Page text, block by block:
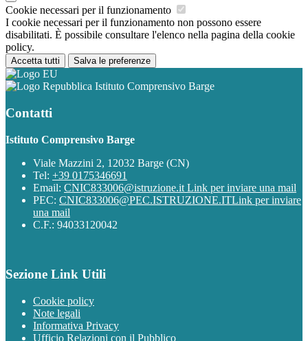
Cookie necessari per il funzionamento
I cookie necessari per il funzionamento non possono essere
disabilitati. È possibile consultare l'elenco nella pagina della cookie
policy.
Accetta tutti Salva le preferenze
Istituto Comprensivo Barge
Contatti
Istituto Comprensivo Barge
Viale Mazzini 2, 12032 Barge (CN)
Tel: +39 0175346691
Email: CNIC833006@istruzione.it Link per inviare una mail
PEC: CNIC833006@PEC.ISTRUZIONE.ITLink per inviare
una mail
C.F.: 94033120042
Sezione Link Utili
Cookie policy
Note legali
Informativa Privacy
Ufficio Relazioni con il Pubblico